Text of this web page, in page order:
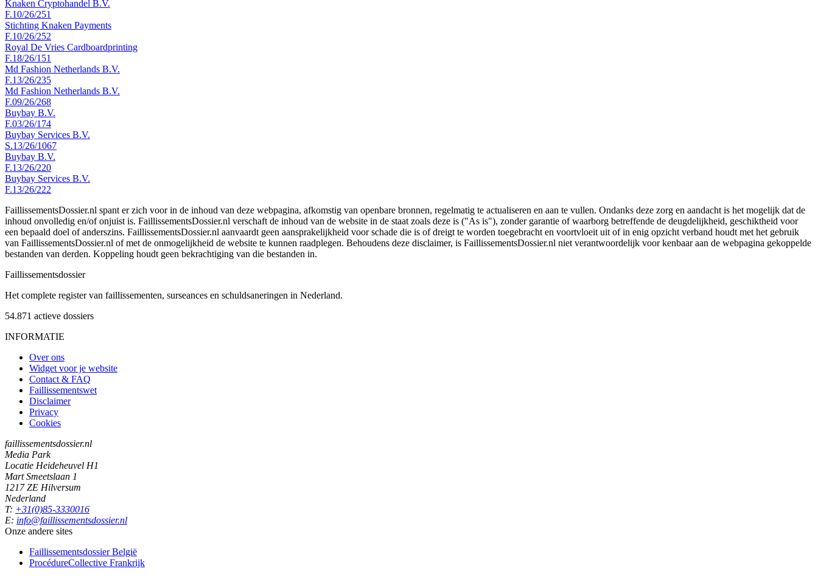
Knaken Cryptohandel B.V.
F.10/26/251
Stichting Knaken Payments
F.10/26/252
Royal De Vries Cardboardprinting
F.18/26/151
Md Fashion Netherlands B.V.
F.13/26/235
Md Fashion Netherlands B.V.
F.09/26/268
Buybay B.V.
F.03/26/174
Buybay Services B.V.
S.13/26/1067
Buybay B.V.
F.13/26/220
Buybay Services B.V.
F.13/26/222
FaillissementsDossier.nl spant er zich voor in de inhoud van deze webpagina, afkomstig van openbare bronnen, regelmatig te actualiseren en aan te vullen. Ondanks deze zorg en aandacht is het mogelijk dat de
inhoud onvolledig en/of onjuist is. FaillissementsDossier.nl verschaft de inhoud van de website in de staat zoals deze is ("As is"), zonder garantie of waarborg betreffende de deugdelijkheid, geschiktheid voor
een bepaald doel of anderszins. FaillissementsDossier.nl aanvaardt geen aansprakelijkheid voor schade die is of dreigt te worden toegebracht en voortvloeit uit of in enig opzicht verband houdt met het gebruik
van FaillissementsDossier.nl of met de onmogelijkheid de website te kunnen raadplegen. Behoudens deze disclaimer, is FaillissementsDossier.nl niet verantwoordelijk voor kenbaar aan de webpagina gekoppelde
bestanden van derden. Koppeling houdt geen bekrachtiging van die bestanden in.
Faillissementsdossier
Het complete register van faillissementen, surseances en schuldsaneringen in Nederland.
54.871 actieve dossiers
INFORMATIE
Over ons
Widget voor je website
Contact & FAQ
Faillissementswet
Disclaimer
Privacy
Cookies
faillissementsdossier.nl
Media Park
Locatie Heideheuvel H1
Mart Smeetslaan 1
1217 ZE Hilversum
Nederland
T: +31(0)85-3330016
E: info@faillissementsdossier.nl
Onze andere sites
Faillissementsdossier België
ProcédureCollective Frankrijk